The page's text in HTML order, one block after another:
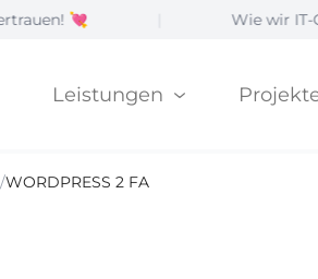
| Wie wir IT-
Leistungen
WORDPRESS 2 FA
2FA